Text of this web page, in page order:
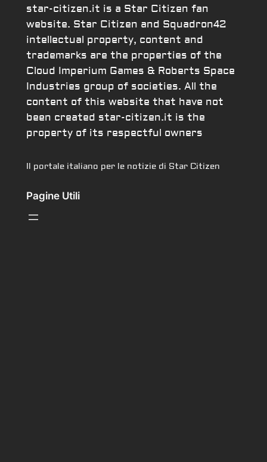
star-citizen.it is a Star Citizen fan
website. Star Citizen and Squadron42
intellectual property, content and
trademarks are the properties of the
Cloud Imperium Games & Roberts Space
Industries group of societies. All the
content of this website that have not
been created star-citizen.it is the
property of its respectful owners
Il portale italiano per le notizie di Star Citizen
Pagine Utili